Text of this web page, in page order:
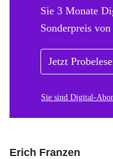
Sie 3 Monate
Sonderpreis
Jetzt
Sie sind Digital-
Erich Franzen